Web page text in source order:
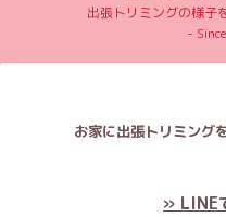
出張トリミングの様子
-
お家に出張トリミング
» LINE